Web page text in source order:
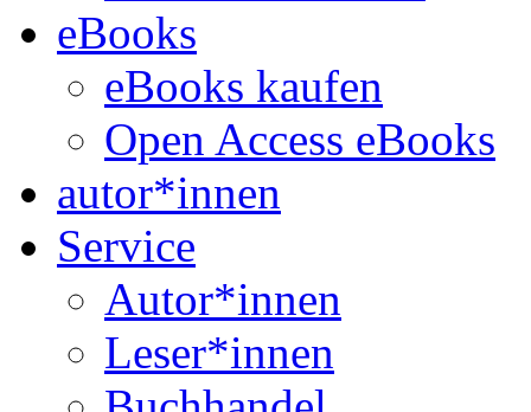
eBooks
eBooks kaufen
Open Access eBooks
autor*innen
Service
Autor*innen
Leser*innen